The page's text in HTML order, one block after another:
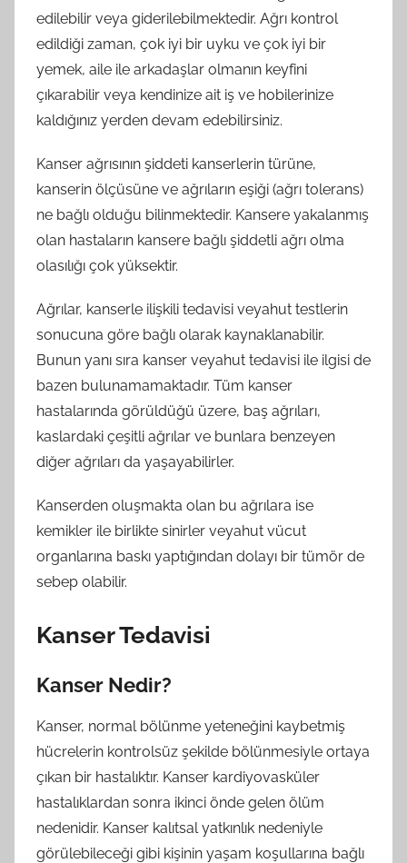
edilebilir veya giderilebilmektedir. Ağrı kontrol
edildiği zaman, çok iyi bir uyku ve çok iyi bir
yemek, aile ile arkadaşlar olmanın keyfini
çıkarabilir veya kendinize ait iş ve hobilerinize
kaldığınız yerden devam edebilirsiniz.
Kanser ağrısının şiddeti kanserlerin türüne,
kanserin ölçüsüne ve ağrıların eşiği (ağrı tolerans)
ne bağlı olduğu bilinmektedir. Kansere yakalanmış
olan hastaların kansere bağlı şiddetli ağrı olma
olasılığı çok yüksektir.
Ağrılar, kanserle ilişkili tedavisi veyahut testlerin
sonucuna göre bağlı olarak kaynaklanabilir.
Bunun yanı sıra kanser veyahut tedavisi ile ilgisi de
bazen bulunamamaktadır. Tüm kanser
hastalarında görüldüğü üzere, baş ağrıları,
kaslardaki çeşitli ağrılar ve bunlara benzeyen
diğer ağrıları da yaşayabilirler.
Kanserden oluşmakta olan bu ağrılara ise
kemikler ile birlikte sinirler veyahut vücut
organlarına baskı yaptığından dolayı bir tümör de
sebep olabilir.
Kanser Tedavisi
Kanser Nedir?
Kanser, normal bölünme yeteneğini kaybetmiş
hücrelerin kontrolsüz şekilde bölünmesiyle ortaya
çıkan bir hastalıktır. Kanser kardiyovasküler
hastalıklardan sonra ikinci önde gelen ölüm
nedenidir. Kanser kalıtsal yatkınlık nedeniyle
görülebileceği gibi kişinin yaşam koşullarına bağlı